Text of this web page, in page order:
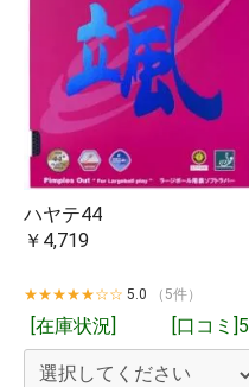
ハヤテ44
￥4,719
★★★★★☆☆ 5.0 （5件）
[在庫状況] [口コミ]5